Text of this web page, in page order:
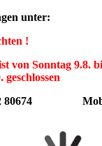
unter:
!
von Sonntag 9.8.
geschlossen
80674